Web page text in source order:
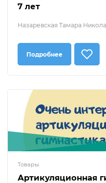
7 лет ⠀
Назаревская Тамара
Подробнее
Товары
Артикуляционная